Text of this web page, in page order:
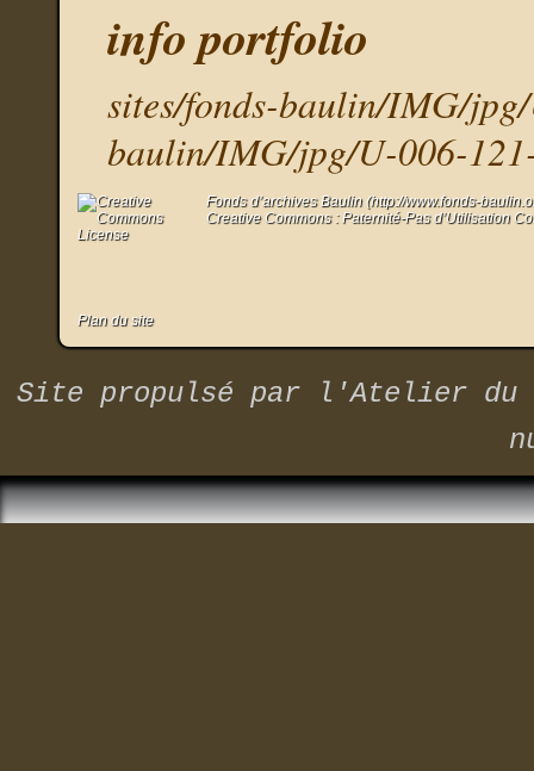
info portfolio
sites/fonds-baulin/IMG/
baulin/IMG/jpg/U-006-
Fonds d’archives Baulin (http://www.fonds-
Creative Commons : Paternité-Pas d’Utilisation
Plan du site
Site propulsé par
l'Atelier du